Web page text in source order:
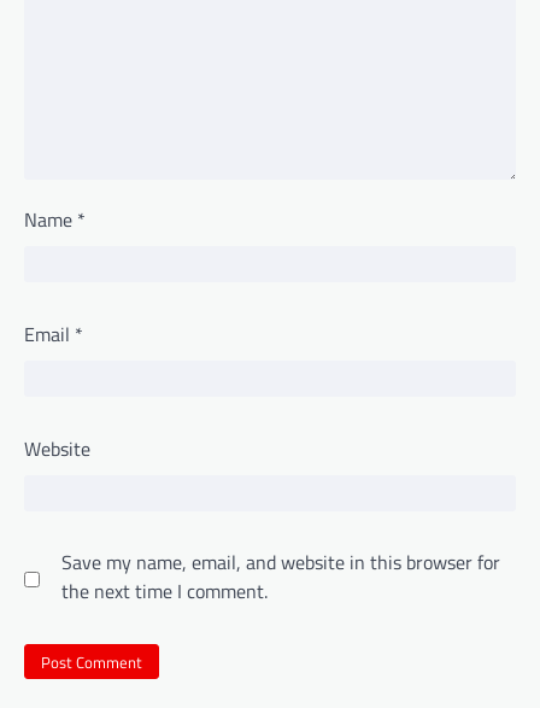
Name *
Email *
Website
Save my name, email, and website in this browser for
the next time I comment.